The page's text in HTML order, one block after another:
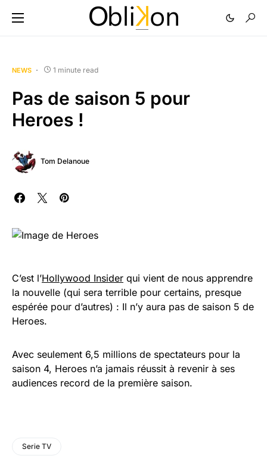
NEWS 1 minute read
Pas de saison 5 pour
Heroes !
Tom Delanoue
C’est l’Hollywood Insider qui vient de nous apprendre
la nouvelle (qui sera terrible pour certains, presque
espérée pour d’autres) : Il n’y aura pas de saison 5 de
Heroes.
Avec seulement 6,5 millions de spectateurs pour la
saison 4, Heroes n’a jamais réussit à revenir à ses
audiences record de la première saison.
Serie TV